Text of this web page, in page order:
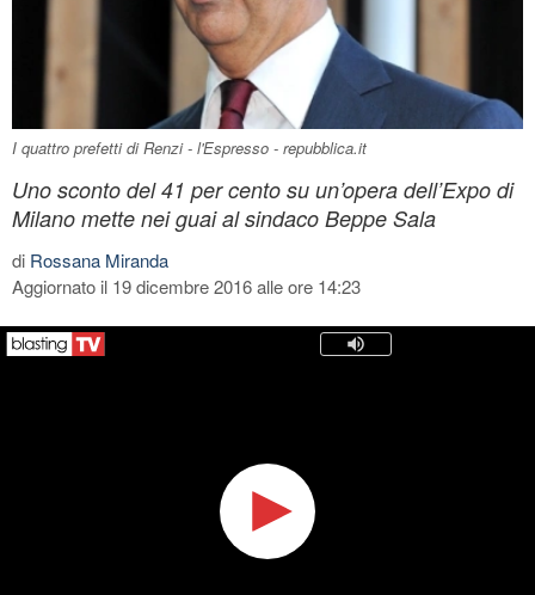
I quattro prefetti di Renzi - l'Espresso - repubblica.it
Uno sconto del 41 per cento su un’opera dell’Expo di
Milano mette nei guai al sindaco Beppe Sala
di Rossana Miranda
Aggiornato il 19 dicembre 2016 alle ore 14:23